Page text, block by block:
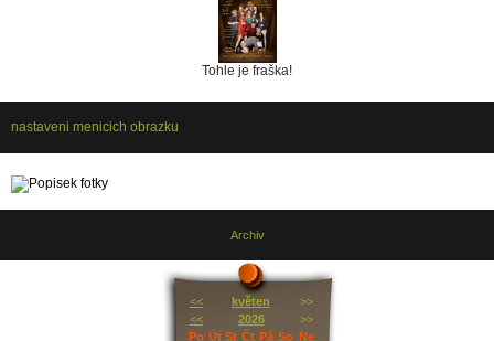
Tohle je fraška!
nastaveni menicich obrazku
Archiv
<< květen
>>
<<
2026
>>
Po Út St Čt Pá So Ne